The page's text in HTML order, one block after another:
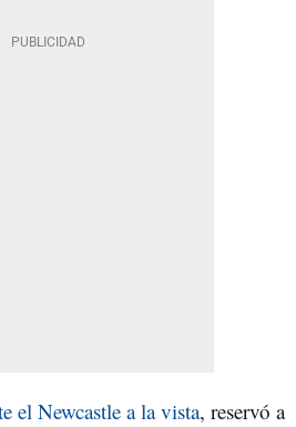
el Newcastle a la vista, reservó a